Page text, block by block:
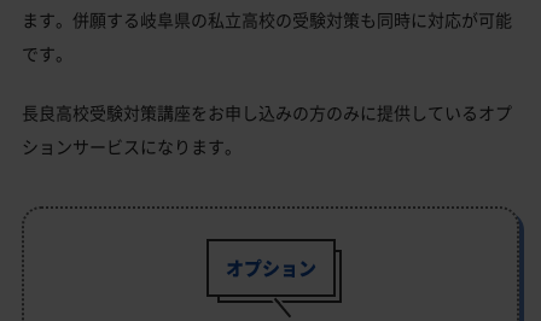
ます。併願する岐阜県の私立高校の受験対策も同時に対応が可能
です。
長良高校受験対策講座をお申し込みの方のみに提供しているオプ
ションサービスになります。
オプション